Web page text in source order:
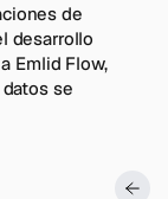
de
desarrollo
Emlid Flow,
se
trabajo de